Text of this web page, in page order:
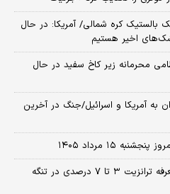
بالستیک کره شمالی/ آمریکا: در حال
اخیر هستیم
محرمانه زیر کاخ سفید در حال
به آمریکا و اسرائیل/جنگ در آخرین
۱۵ مرداد ۱۴۰۵
رویترز: ایران و عمان برای تعیین تعرفه ترانزیت ۳ تا ۷ درصدی در تنگه